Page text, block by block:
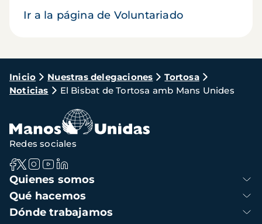
Ir a la página de Voluntariado
Ruta
de
navegación
Inicio Nuestras delegaciones
Tortosa
Noticias
El Bisbat de Tortosa amb Mans Unides
Navegación
principal
Quienes somos
Qué hacemos
Dónde trabajamos
Redes sociales